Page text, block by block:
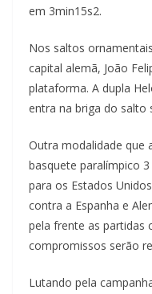
em 3min15s2.
Nos saltos
capital alemã, João
plataforma. A dupla
entra na briga do salto
Outra modalidade que
basquete paralímpico
para os Estados
contra a Espanha e
pela frente as partidas
compromissos serão
Lutando pela